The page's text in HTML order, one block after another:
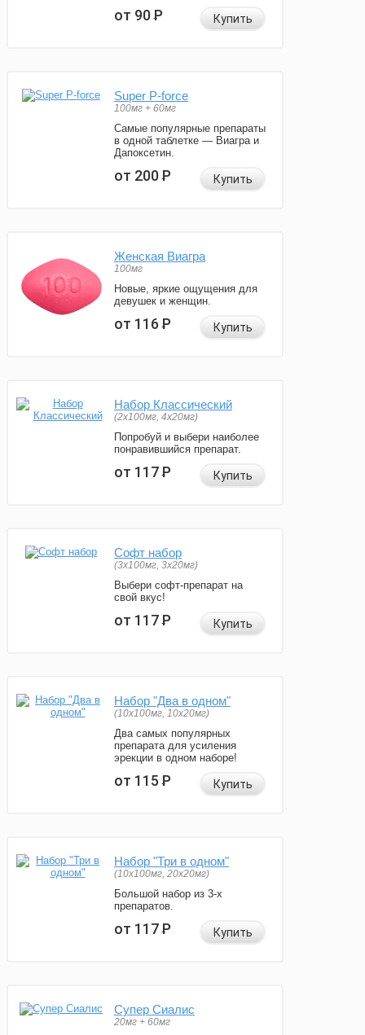
от 90Р Купить
Super P-force
100мг + 60мг
Самые популярные препараты
в одной таблетке — Виагра и
Дапоксетин.
от 200Р Купить
Женская Виагра
100мг
Новые, яркие ощущения для
девушек и женщин.
от 116Р Купить
Набор Классический
(2x100мг, 4x20мг)
Попробуй и выбери наиболее
понравившийся препарат.
от 117Р Купить
Софт набор
(3x100мг, 3x20мг)
Выбери софт-препарат на
свой вкус!
от 117Р Купить
Набор "Два в одном"
(10x100мг, 10x20мг)
Два самых популярных
препарата для усиления
эрекции в одном наборе!
от 115Р Купить
Набор "Три в одном"
(10x100мг, 20x20мг)
Большой набор из 3-х
препаратов.
от 117Р Купить
Супер Сиалис
20мг + 60мг